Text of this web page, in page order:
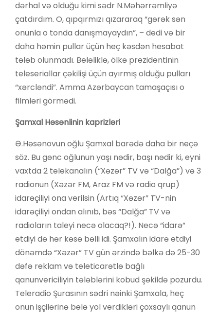
dərhal və olduğu kimi sədr N.Məhərrəmliyə
çatdırdım. O, qıpqırmızı qızararaq “gərək sən
onunla o tonda danışmayaydın”, – dedi və bir
daha həmin pullar üçün heç kəsdən hesabat
tələb olunmadı. Beləliklə, ölkə prezidentinin
teleseriallar çəkilişi üçün ayırmış olduğu pulları
“xərcləndi”. Amma Azərbaycan tamaşaçısı o
filmləri görmədi.
Şamxal Həsənlinin kaprizləri
Ə.Həsənovun oğlu Şamxal barədə daha bir neçə
söz. Bu gənc oğlunun yaşı nədir, başı nədir ki, eyni
vaxtda 2 telekanalın (“Xəzər” TV və “Dalğa”) və 3
radionun (Xəzər FM, Araz FM və radio qrup)
idarəçiliyi ona verilsin (Artıq “Xəzər” TV-nin
idarəçiliyi ondan alınıb, bəs “Dalğa” TV və
radioların taleyi necə olacaq?!). Necə “idarə”
etdiyi də hər kəsə bəlli idi. Şamxalın idarə etdiyi
dönəmdə “Xəzər” TV gün ərzində bəlkə də 25-30
dəfə reklam və teleticarətlə bağlı
qanunvericiliyin tələblərini kobud şəkildə pozurdu.
Teleradio Şurasının sədri nəinki Şamxala, heç
onun işçilərinə belə yol verdikləri çoxsaylı qanun